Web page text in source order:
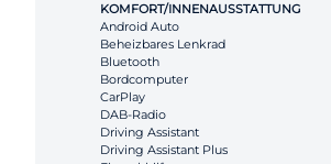
KOMFORT/INNENAUSSTATTUNG
Android Auto
Beheizbares Lenkrad
Bluetooth
Bordcomputer
CarPlay
DAB-Radio
Driving Assistant
Driving Assistant Plus